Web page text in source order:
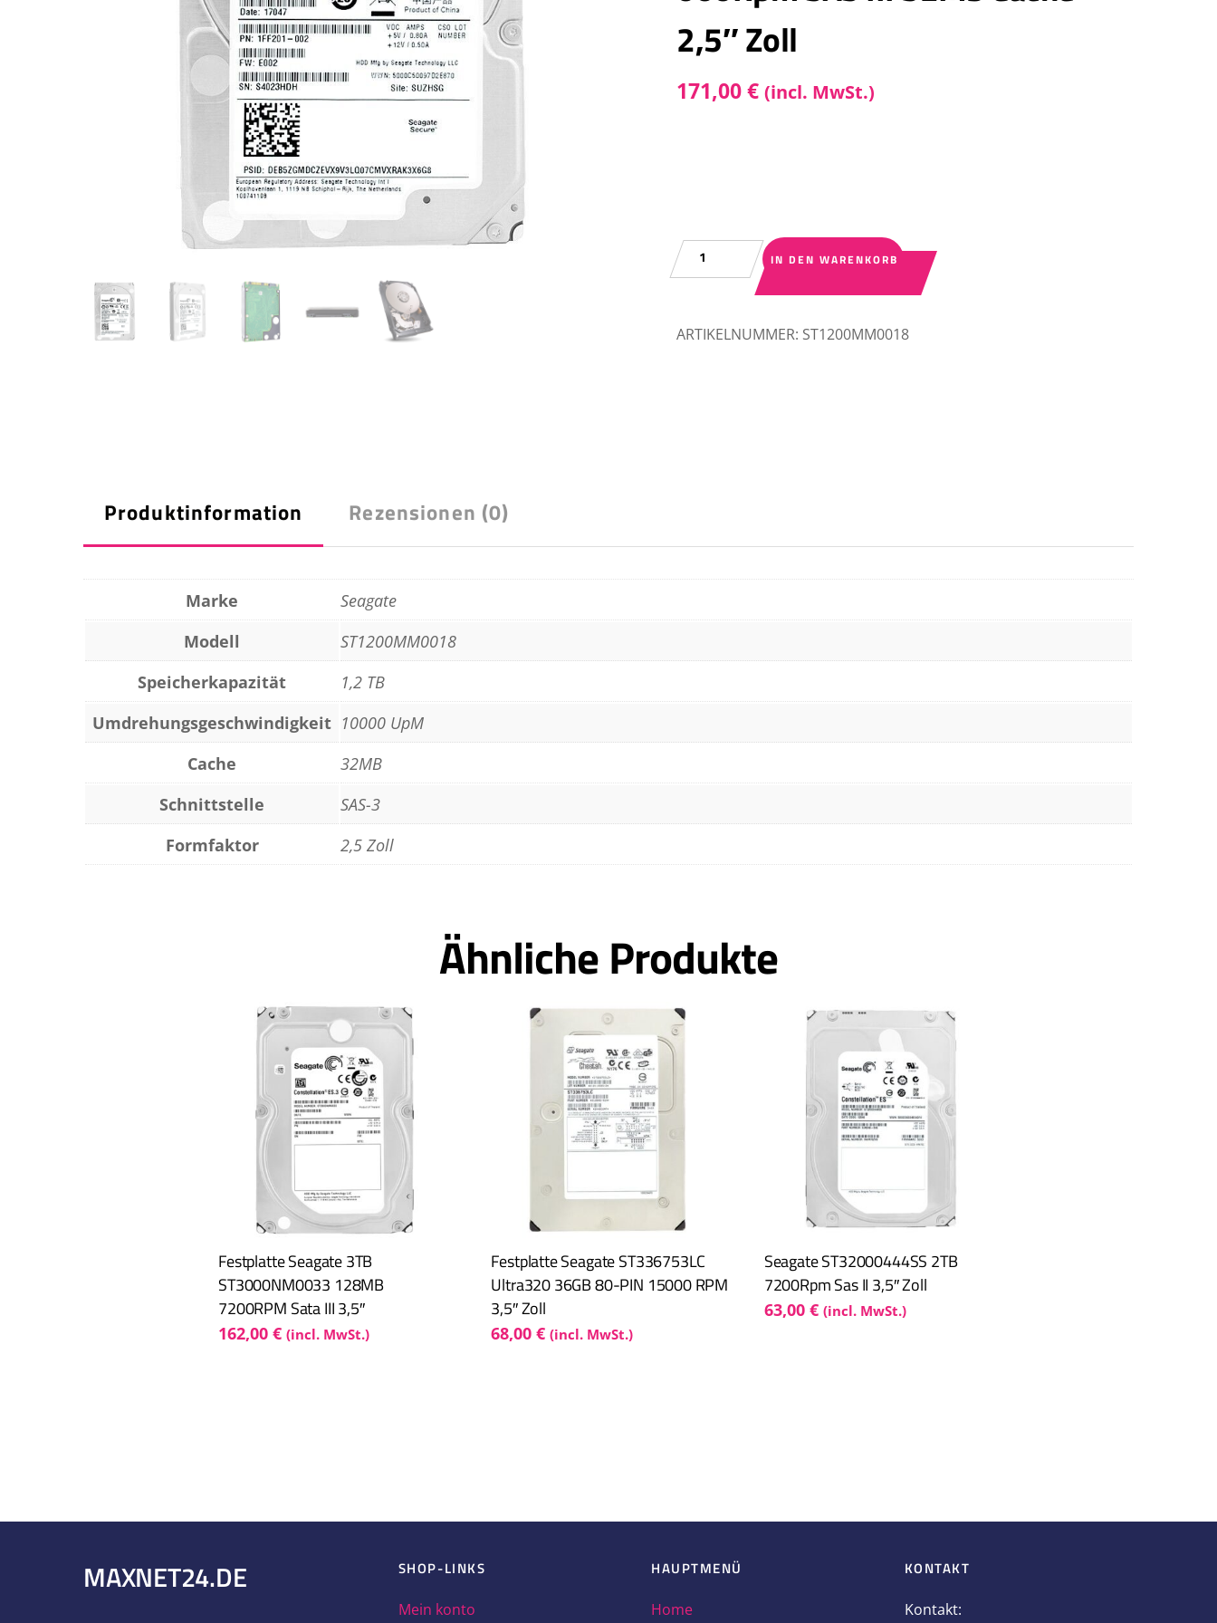
2,5″ Zoll
171,00€ (incl. MwSt.)
Festplatte
Seagate
1.2TB
Zoll
IN DEN WARENKORB
ARTIKELNUMMER: ST1200MM0018
Produktinformation Rezensionen (0)
Marke
Seagate
Modell
ST1200MM0018
Speicherkapazität
1,2 TB
Umdrehungsgeschwindigkeit 10000 UpM
Cache
32MB
Schnittstelle
SAS-3
Formfaktor
2,5 Zoll
Ähnliche Produkte
Festplatte Seagate 3TB
ST3000NM0033 128MB
7200RPM Sata III 3,5″
162,00€ (incl. MwSt.)
Festplatte Seagate ST336753LC
Ultra320 36GB 80-PIN 15000 RPM
3,5″ Zoll
68,00€ (incl. MwSt.)
Seagate ST32000444SS 2TB
7200Rpm Sas II 3,5″ Zoll
63,00 € (incl. MwSt.)
Festplatte Seagate ST1200MM0018 1.2TB 10 000Rpm SAS III 32Mb Cache 2,5″ Zoll
MAXNET24.DE SHOP-LINKS
Mein konto
HAUPTMENÜ
Home
KONTAKT
Kontakt: